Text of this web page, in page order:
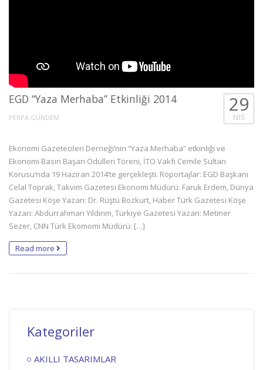
EGD “Yaza Merhaba” Etkinliği 2014
PERPA GÜNDEM
29
NIS
Ekonomi Gazetecileri Derneği’nin “Yaza Merhaba” etkinliği ve
Ekonomi Basın Başarı Ödülleri Töreni, İTO Vakfı Cemile Sultan
Korusu’nda 19 Haziran 2014’te gerçekleşti. Röportajlar: EGD Başkanı
Celal Toprak, Takvim Gazetesi Ekonomi Müdürü: Faruk Erdem, Dünya
Gazetesi Köşe Yazarı: Dr. Rüştü Bozkurt, Haber Türk Gazetesi Köşe
Yazarı: Abdurrahman Yıldırım, Türkiye Gazetesi Yazarı: Metiner
Sezer, CNN Türk Ekomomi Müdürü: […]
Read more
Kategoriler
AKILLI TASARIMLAR